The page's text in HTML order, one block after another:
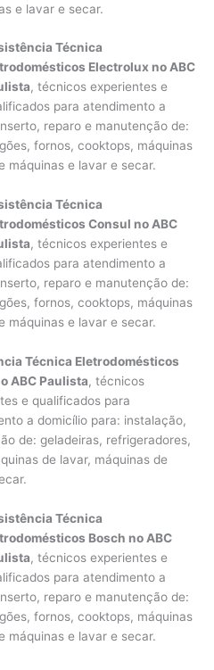
e lavar e secar.
Técnica
Electrolux no ABC
, técnicos experientes e
para atendimento a
reparo e manutenção de:
fornos, cooktops, máquinas
máquinas e lavar e secar.
Técnica
Consul no ABC
, técnicos experientes e
para atendimento a
reparo e manutenção de:
fornos, cooktops, máquinas
máquinas e lavar e secar.
Técnica Eletrodomésticos
ABC Paulista, técnicos
e qualificados para
a domicílio para: instalação,
de: geladeiras, refrigeradores,
de lavar, máquinas de
Técnica
Bosch no ABC
, técnicos experientes e
para atendimento a
reparo e manutenção de:
fornos, cooktops, máquinas
máquinas e lavar e secar.